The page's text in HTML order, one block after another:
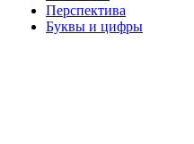
Перспектива
Буквы и цифры